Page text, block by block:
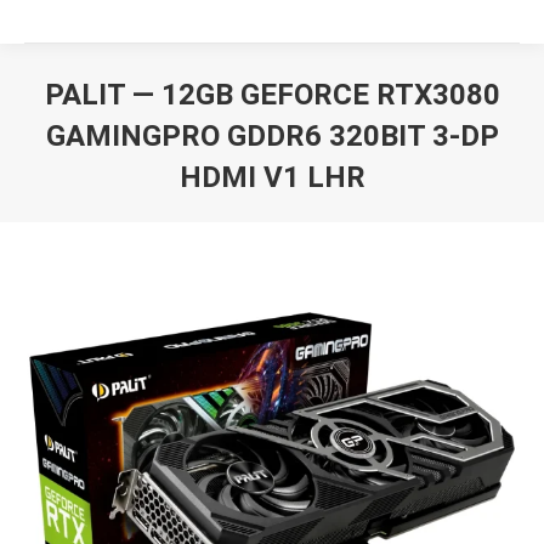
PALIT — 12GB GEFORCE RTX3080
GAMINGPRO GDDR6 320BIT 3-DP
HDMI V1 LHR